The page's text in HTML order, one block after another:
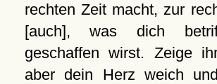
rechten Zeit macht, zur
[auch], was dich
geschaffen wirst. Zeige
aber dein Herz weich